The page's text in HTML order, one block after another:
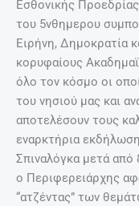
Εσθονικής
του 5νθημερου
Ειρήνη, Δημοκρατία
κορυφαίους
όλο τον κόσμο οι
του νησιού μας και
αποτελέσουν τους
εναρκτήρια
Σπιναλόγκα μετά από
ο Περιφερειάρχης
“ατζέντας” των